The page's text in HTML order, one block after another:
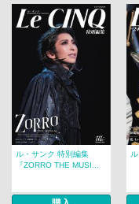
ル・サンク 特別編集
『ZORRO THE MUSI...